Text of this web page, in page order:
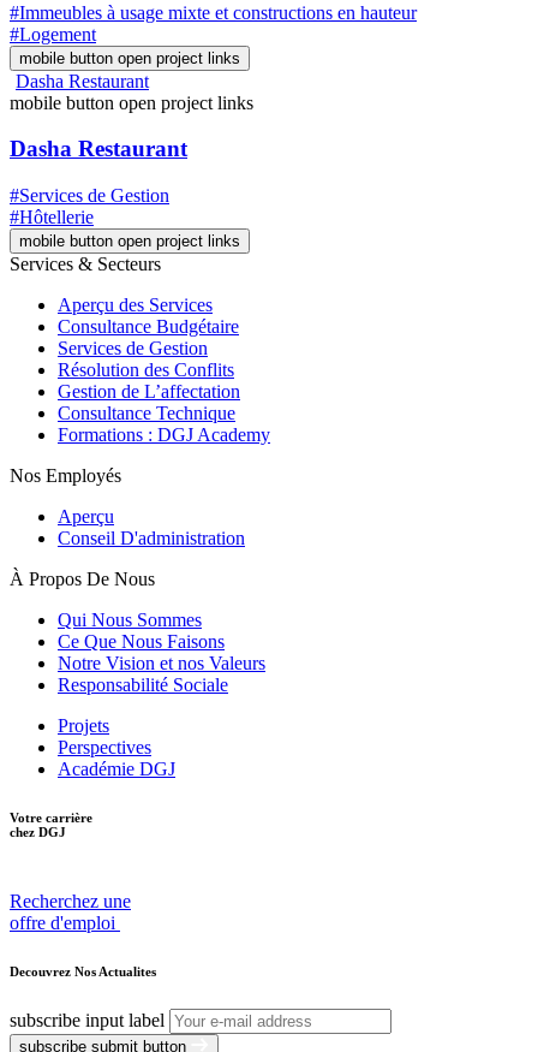
#Immeubles à usage mixte et constructions en hauteur
#Logement
mobile button open project links
Dasha Restaurant
mobile button open project links
Dasha Restaurant
#Services de Gestion
#Hôtellerie
mobile button open project links
Services & Secteurs
Aperçu des Services
Consultance Budgétaire
Services de Gestion
Résolution des Conflits
Gestion de L’affectation
Consultance Technique
Formations : DGJ Academy
Nos Employés
Aperçu
Conseil D'administration
À Propos De Nous
Qui Nous Sommes
Ce Que Nous Faisons
Notre Vision et nos Valeurs
Responsabilité Sociale
Projets
Perspectives
Académie DGJ
Votre carrière
chez DGJ
Recherchez une
offre d'emploi
Decouvrez Nos Actualites
subscribe input label
subscribe submit button